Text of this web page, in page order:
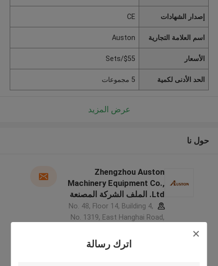
اترك رسالة
إصدار الشهادات CE
اسم العلامة التجارية Auston
الأسعار $55/Sets
الحد الأدنى لكمية 5 مجموعات
عرض المزيد
حول نا
Zhengzhou Auston
Machinery Equipment Co.,
Ltd. الملف الشركة المصنعة
No. 48, Floor 14, Building 4,
No. 1319, East Hanghai Road,
Free Trade Zone ,الصين